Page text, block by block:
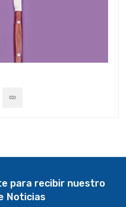
para recibir nuestro
Noticias